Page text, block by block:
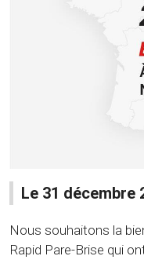
Le 31 décembre
Nous souhaitons la
Rapid Pare-Brise qui